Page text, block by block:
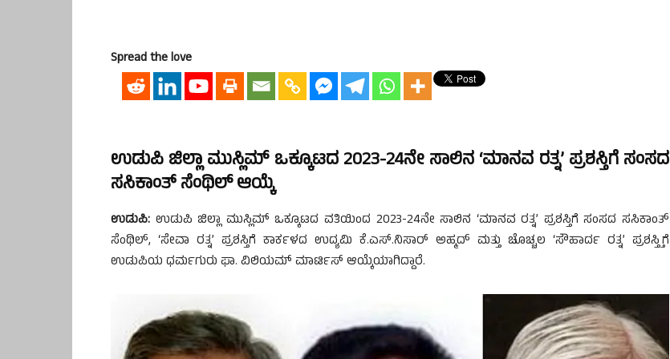
Spread the love
ಉಡುಪಿ ಜಿಲ್ಲಾ ಮುಸ್ಲಿಮ್ ಒಕ್ಕೂಟದ 2023-24ನೇ ಸಾಲಿನ ‘ಮಾನವ ರತ್ನ’ ಪ್ರಶಸ್ತಿಗೆ ಸಂಸದ
ಸಸಿಕಾಂತ್ ಸೆಂಥಿಲ್ ಆಯ್ಕೆ
ಉಡುಪಿ: ಉಡುಪಿ ಜಿಲ್ಲಾ ಮುಸ್ಲಿಮ್ ಒಕ್ಕೂಟದ ವತಿಯಿಂದ 2023-24ನೇ ಸಾಲಿನ ‘ಮಾನವ ರತ್ನ’ ಪ್ರಶಸ್ತಿಗೆ ಸಂಸದ ಸಸಿಕಾಂತ್
ಸೆಂಥಿಲ್, ‘ಸೇವಾ ರತ್ನ’ ಪ್ರಶಸ್ತಿಗೆ ಕಾರ್ಕಳದ ಉದ್ಯಮಿ ಕೆ.ಎಸ್.ನಿಸಾರ್ ಅಹ್ಮದ್ ಮತ್ತು ಚೊಚ್ಚಲ ‘ಸೌಹಾರ್ದ ರತ್ನ’ ಪ್ರಶಸ್ತ್ತಿಗೆ
ಉಡುಪಿಯ ಧರ್ಮಗುರು ಫಾ. ವಿಲಿಯಮ್ ಮಾರ್ಟಿಸ್ ಆಯ್ಕೆಯಾಗಿದ್ದಾರೆ.